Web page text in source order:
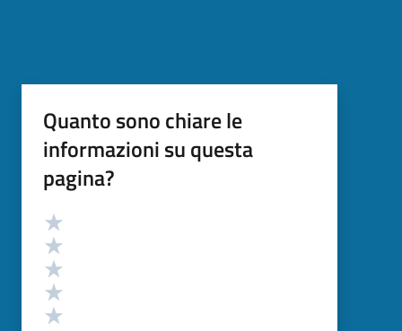
Quanto sono chiare le
informazioni su questa
pagina?
Valutazione